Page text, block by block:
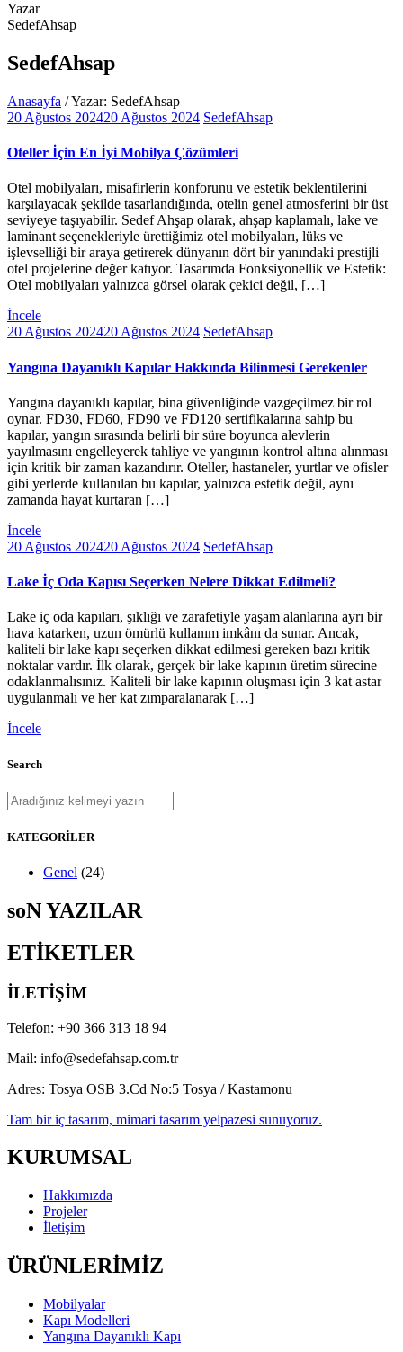
Yazar
SedefAhsap
SedefAhsap
Anasayfa / Yazar: SedefAhsap
20 Ağustos 202420 Ağustos 2024 SedefAhsap
Oteller İçin En İyi Mobilya Çözümleri
Otel mobilyaları, misafirlerin konforunu ve estetik beklentilerini
karşılayacak şekilde tasarlandığında, otelin genel atmosferini bir üst
seviyeye taşıyabilir. Sedef Ahşap olarak, ahşap kaplamalı, lake ve
laminant seçenekleriyle ürettiğimiz otel mobilyaları, lüks ve
işlevselliği bir araya getirerek dünyanın dört bir yanındaki prestijli
otel projelerine değer katıyor. Tasarımda Fonksiyonellik ve Estetik:
Otel mobilyaları yalnızca görsel olarak çekici değil, […]
İncele
20 Ağustos 202420 Ağustos 2024 SedefAhsap
Yangına Dayanıklı Kapılar Hakkında Bilinmesi Gerekenler
Yangına dayanıklı kapılar, bina güvenliğinde vazgeçilmez bir rol
oynar. FD30, FD60, FD90 ve FD120 sertifikalarına sahip bu
kapılar, yangın sırasında belirli bir süre boyunca alevlerin
yayılmasını engelleyerek tahliye ve yangının kontrol altına alınması
için kritik bir zaman kazandırır. Oteller, hastaneler, yurtlar ve ofisler
gibi yerlerde kullanılan bu kapılar, yalnızca estetik değil, aynı
zamanda hayat kurtaran […]
İncele
20 Ağustos 202420 Ağustos 2024 SedefAhsap
Lake İç Oda Kapısı Seçerken Nelere Dikkat Edilmeli?
Lake iç oda kapıları, şıklığı ve zarafetiyle yaşam alanlarına ayrı bir
hava katarken, uzun ömürlü kullanım imkânı da sunar. Ancak,
kaliteli bir lake kapı seçerken dikkat edilmesi gereken bazı kritik
noktalar vardır. İlk olarak, gerçek bir lake kapının üretim sürecine
odaklanmalısınız. Kaliteli bir lake kapının oluşması için 3 kat astar
uygulanmalı ve her kat zımparalanarak […]
İncele
Search
KATEGORİLER
Genel (24)
soN YAZILAR
ETİKETLER
İLETİŞİM
Telefon: +90 366 313 18 94
Mail: info@sedefahsap.com.tr
Adres: Tosya OSB 3.Cd No:5 Tosya / Kastamonu
Tam bir iç tasarım, mimari tasarım yelpazesi sunuyoruz.
KURUMSAL
Hakkımızda
Projeler
İletişim
ÜRÜNLERİMİZ
Mobilyalar
Kapı Modelleri
Yangına Dayanıklı Kapı